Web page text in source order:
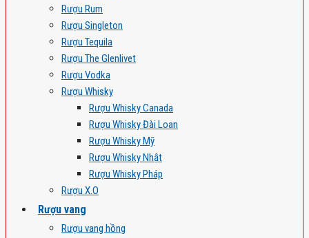
Rượu Rum
Rượu Singleton
Rượu Tequila
Rượu The Glenlivet
Rượu Vodka
Rượu Whisky
Rượu Whisky Canada
Rượu Whisky Đài Loan
Rượu Whisky Mỹ
Rượu Whisky Nhật
Rượu Whisky Pháp
Rượu X.O
Rượu vang
Rượu vang hồng